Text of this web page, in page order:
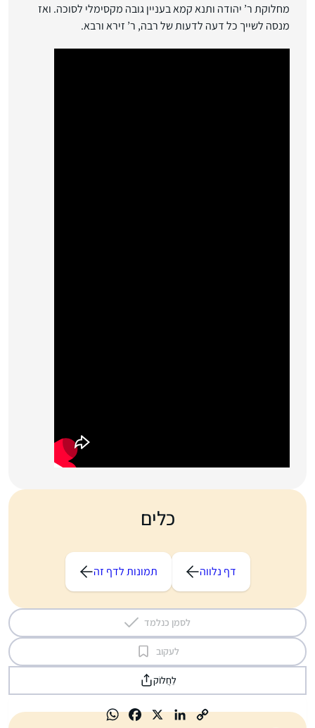
מחלוקת ר’ יהודה ותנא קמא בעניין גובה מקסימלי לסוכה. ואז
מנסה לשייך כל דעה לדעות של רבה, ר’ זירא ורבא.
כלים
דף נלווה תמונות לדף זה
לסמן כנלמד
לעקוב
לַחֲלוֹק